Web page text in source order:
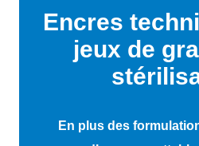
Encres
jeux de
En plus des